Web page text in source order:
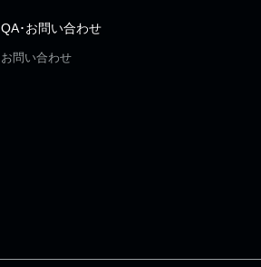
QA･お問い合わせ
お問い合わせ